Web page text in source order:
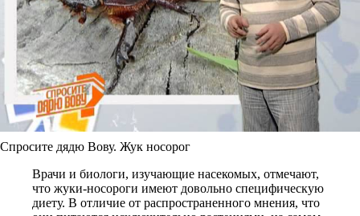
Спросите дядю Вову. Жук носорог
Врачи и биологи, изучающие насекомых, отмечают,
что жуки-носороги имеют довольно специфическую
диету. В отличие от распространенного мнения, что